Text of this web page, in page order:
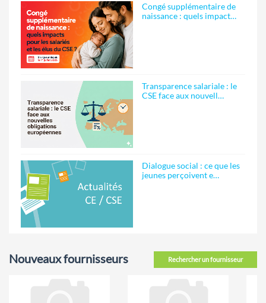
Congé supplémentaire de
naissance : quels impact…
Transparence salariale : le
CSE face aux nouvell…
Dialogue social : ce que les
jeunes perçoivent e…
Rechercher un fournisseur
Nouveaux fournisseurs